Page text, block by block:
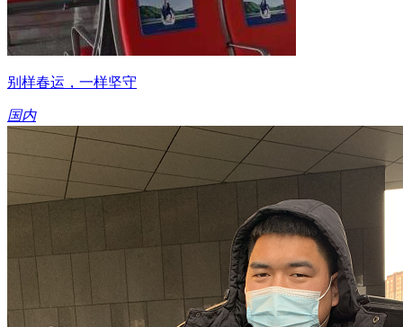
别样春运，一样坚守
国内